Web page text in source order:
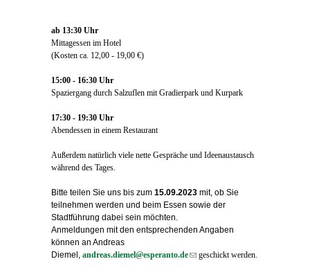
ab 13:30 Uhr
Mittagessen im Hotel
(Kosten ca. 12,00 - 19,00 €)
15:00 - 16:30 Uhr
Spaziergang durch Salzuflen mit Gradierpark und Kurpark
17:30 - 19:30 Uhr
Abendessen in einem Restaurant
Außerdem natürlich viele nette Gespräche und Ideenaustausch
während des Tages.
Bitte teilen Sie uns bis zum 15.09.2023 mit, ob Sie
teilnehmen werden und beim Essen sowie der
Stadtführung dabei sein möchten.
Anmeldungen mit den entsprechenden Angaben
können an Andreas
Diemel, andreas.diemel@esperanto.de(link sends e-mail)
geschickt werden.